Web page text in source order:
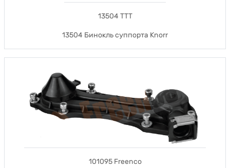
13504 TTT
13504 Бинокль суппорта Knorr
101095 Freenco